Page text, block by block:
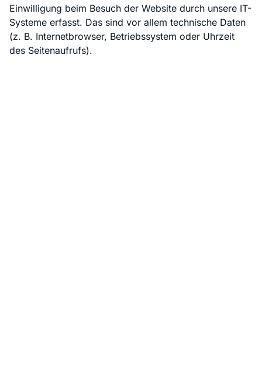
Einwilligung beim Besuch der Website durch unsere IT-
Systeme erfasst. Das sind vor allem technische Daten
(z. B. Internetbrowser, Betriebssystem oder Uhrzeit
des Seitenaufrufs).